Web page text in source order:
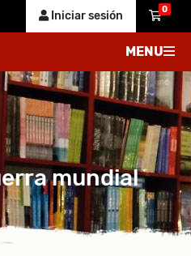
Iniciar sesión 0
MENU
mundial